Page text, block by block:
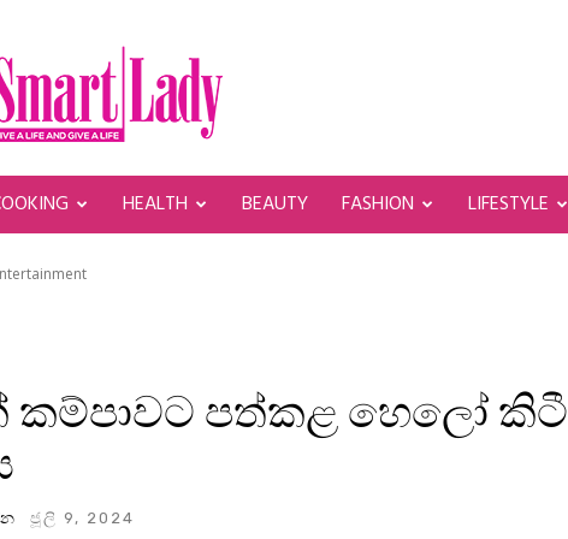
HEALTH BEAUTY FASHION LIFESTYLE
පත්කළ හෙලෝ කිටී
ජූලි 9, 2024